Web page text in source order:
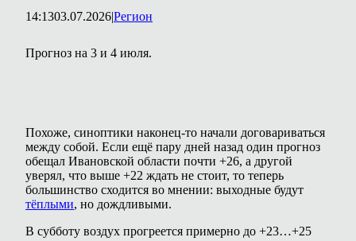
14:1303.07.2026|Регион
Прогноз на 3 и 4 июля.
Похоже, синоптики наконец-то начали договариваться
между собой. Если ещё пару дней назад один прогноз
обещал Ивановской области почти +26, а другой
уверял, что выше +22 ждать не стоит, то теперь
большинство сходится во мнении: выходные будут
тёплыми, но дождливыми.
В субботу воздух прогреется примерно до +23…+25